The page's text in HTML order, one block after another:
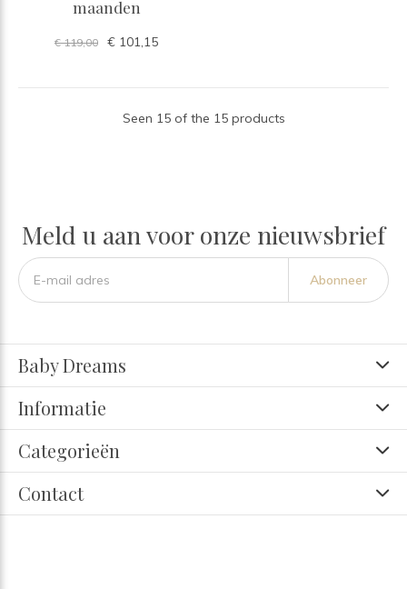
maanden
€ 119,00 € 101,15
Seen 15 of the 15 products
Meld u aan voor onze nieuwsbrief
Abonneer
Baby Dreams
Informatie
Categorieën
Contact